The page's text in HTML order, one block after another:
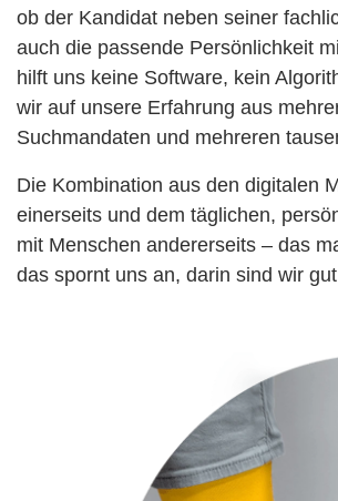
ob der Kandidat neben seiner
auch die passende Persönlichkeit
hilft uns keine Software, kein
wir auf unsere Erfahrung aus
Suchmandaten und mehreren
Die Kombination aus den digitalen
einerseits und dem täglichen,
mit Menschen andererseits – das
das spornt uns an, darin sind wir